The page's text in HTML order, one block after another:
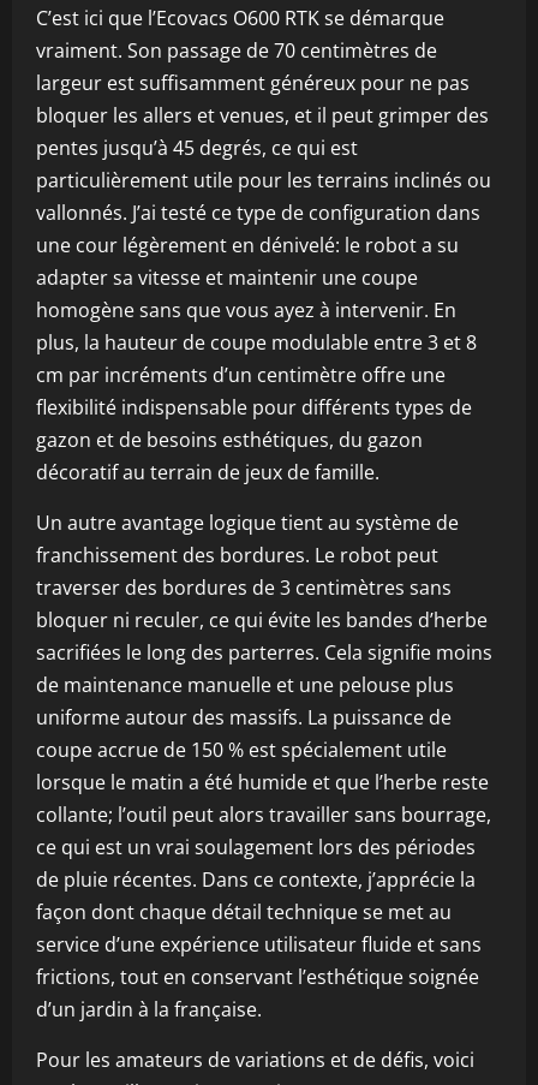
C’est ici que l’Ecovacs O600 RTK se démarque
vraiment. Son passage de 70 centimètres de
largeur est suffisamment généreux pour ne pas
bloquer les allers et venues, et il peut grimper des
pentes jusqu’à 45 degrés, ce qui est
particulièrement utile pour les terrains inclinés ou
vallonnés. J’ai testé ce type de configuration dans
une cour légèrement en dénivelé: le robot a su
adapter sa vitesse et maintenir une coupe
homogène sans que vous ayez à intervenir. En
plus, la hauteur de coupe modulable entre 3 et 8
cm par incréments d’un centimètre offre une
flexibilité indispensable pour différents types de
gazon et de besoins esthétiques, du gazon
décoratif au terrain de jeux de famille.
Un autre avantage logique tient au système de
franchissement des bordures. Le robot peut
traverser des bordures de 3 centimètres sans
bloquer ni reculer, ce qui évite les bandes d’herbe
sacrifiées le long des parterres. Cela signifie moins
de maintenance manuelle et une pelouse plus
uniforme autour des massifs. La puissance de
coupe accrue de 150 % est spécialement utile
lorsque le matin a été humide et que l’herbe reste
collante; l’outil peut alors travailler sans bourrage,
ce qui est un vrai soulagement lors des périodes
de pluie récentes. Dans ce contexte, j’apprécie la
façon dont chaque détail technique se met au
service d’une expérience utilisateur fluide et sans
frictions, tout en conservant l’esthétique soignée
d’un jardin à la française.
Pour les amateurs de variations et de défis, voici